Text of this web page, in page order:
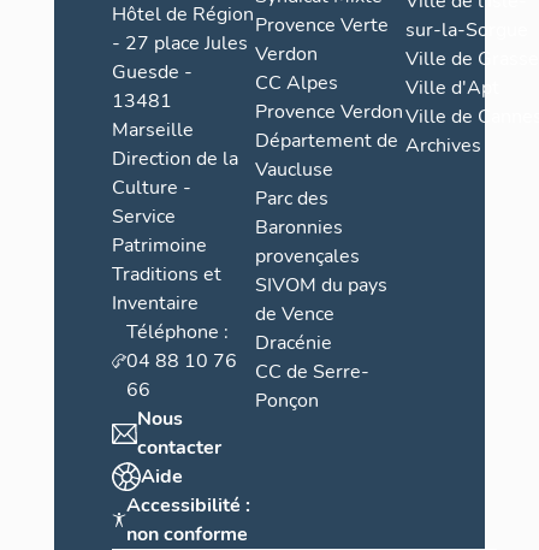
Hôtel de Région
- 27 place Jules
Guesde -
13481
Marseille
Direction de la
Culture -
Service
Patrimoine
Traditions et
Inventaire
Téléphone :
04 88 10 76
66
Nous
contacter
Aide
Accessibilité :
non conforme
Provence Verte
Verdon
CC Alpes
Provence Verdon
Département de
Vaucluse
Parc des
Baronnies
provençales
SIVOM du pays
de Vence
Dracénie
CC de Serre-
Ponçon
sur-la-Sorgue
Ville de Grasse
Ville d'Apt
Ville de
Archives